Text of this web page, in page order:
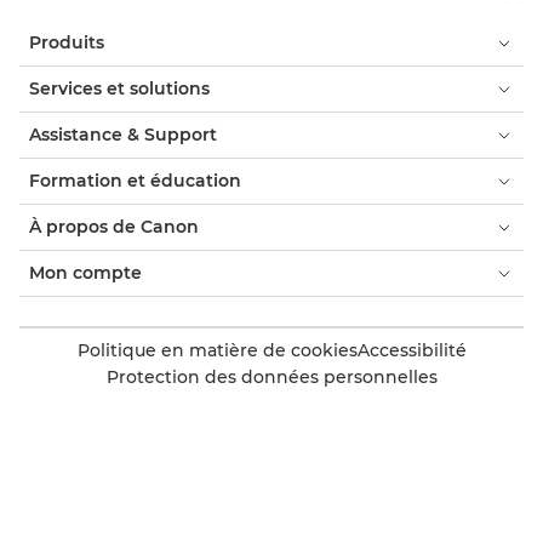
Produits
Services et solutions
Assistance & Support
Formation et éducation
À propos de Canon
Mon compte
Politique en matière de cookiesAccessibilité
Protection des données personnelles